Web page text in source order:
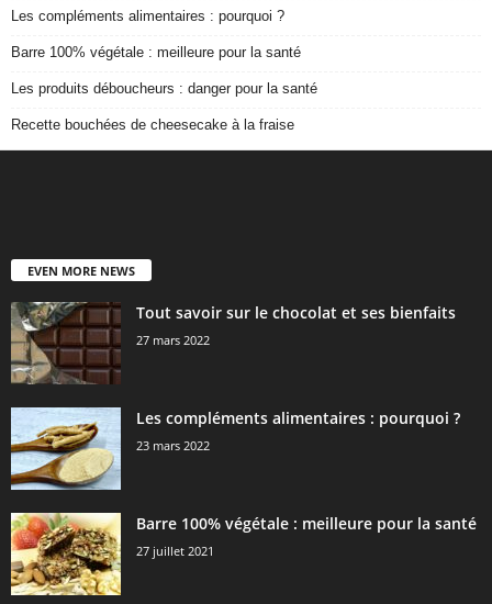
Les compléments alimentaires : pourquoi ?
Barre 100% végétale : meilleure pour la santé
Les produits déboucheurs : danger pour la santé
Recette bouchées de cheesecake à la fraise
EVEN MORE NEWS
Tout savoir sur le chocolat et ses bienfaits
27 mars 2022
Les compléments alimentaires : pourquoi ?
23 mars 2022
Barre 100% végétale : meilleure pour la santé
27 juillet 2021